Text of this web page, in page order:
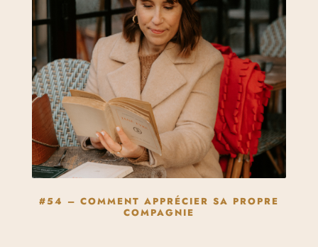
#54 – COMMENT APPRÉCIER SA PROPRE
COMPAGNIE